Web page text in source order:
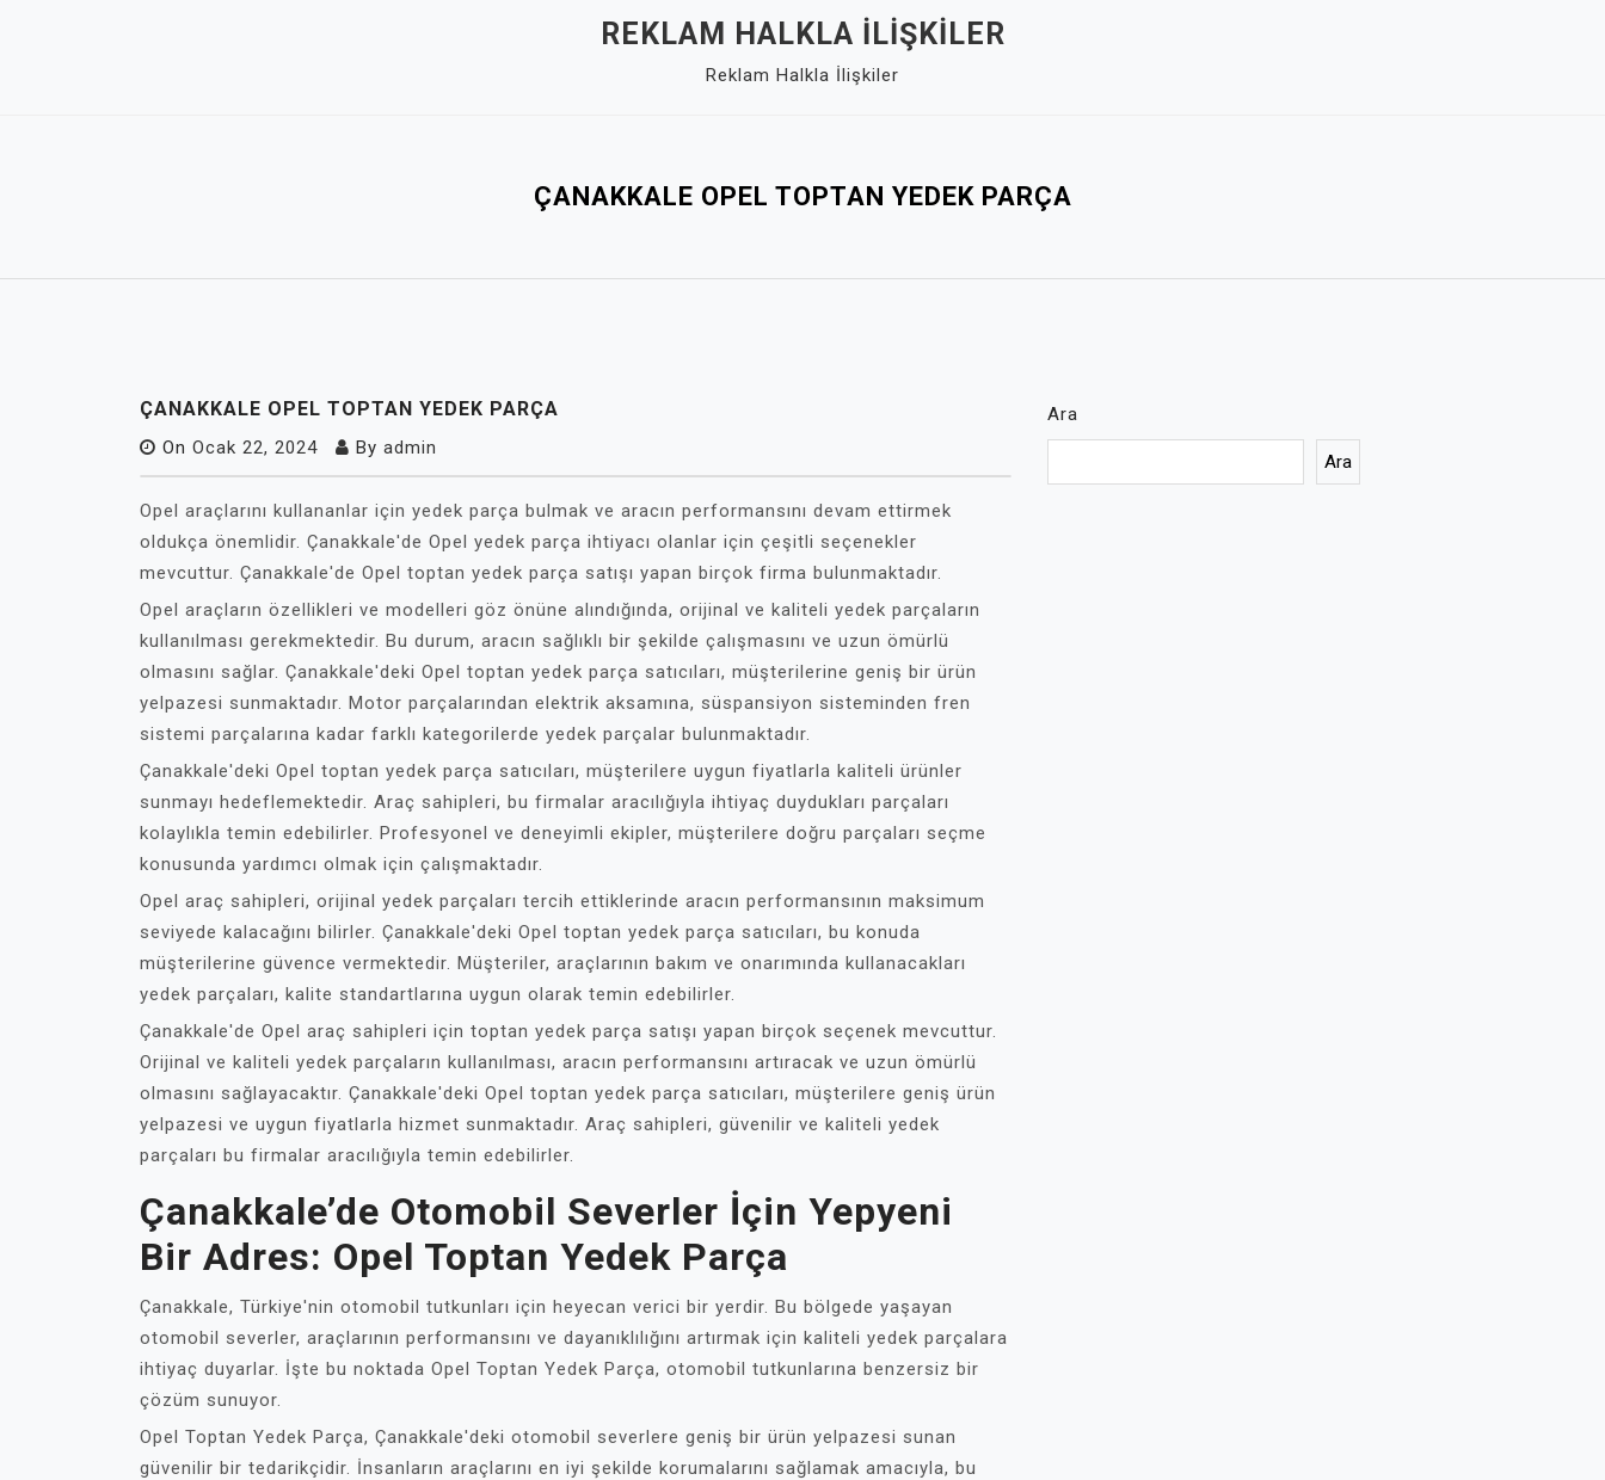
REKLAM HALKLA İLIŞKILER
Reklam Halkla İlişkiler
ÇANAKKALE OPEL TOPTAN YEDEK PARÇA
ÇANAKKALE OPEL TOPTAN YEDEK PARÇA
On Ocak 22, 2024 By admin
Opel araçlarını kullananlar için yedek parça bulmak ve aracın performansını devam ettirmek
oldukça önemlidir. Çanakkale'de Opel yedek parça ihtiyacı olanlar için çeşitli seçenekler
mevcuttur. Çanakkale'de Opel toptan yedek parça satışı yapan birçok firma bulunmaktadır.
Opel araçların özellikleri ve modelleri göz önüne alındığında, orijinal ve kaliteli yedek parçaların
kullanılması gerekmektedir. Bu durum, aracın sağlıklı bir şekilde çalışmasını ve uzun ömürlü
olmasını sağlar. Çanakkale'deki Opel toptan yedek parça satıcıları, müşterilerine geniş bir ürün
yelpazesi sunmaktadır. Motor parçalarından elektrik aksamına, süspansiyon sisteminden fren
sistemi parçalarına kadar farklı kategorilerde yedek parçalar bulunmaktadır.
Çanakkale'deki Opel toptan yedek parça satıcıları, müşterilere uygun fiyatlarla kaliteli ürünler
sunmayı hedeflemektedir. Araç sahipleri, bu firmalar aracılığıyla ihtiyaç duydukları parçaları
kolaylıkla temin edebilirler. Profesyonel ve deneyimli ekipler, müşterilere doğru parçaları seçme
konusunda yardımcı olmak için çalışmaktadır.
Opel araç sahipleri, orijinal yedek parçaları tercih ettiklerinde aracın performansının maksimum
seviyede kalacağını bilirler. Çanakkale'deki Opel toptan yedek parça satıcıları, bu konuda
müşterilerine güvence vermektedir. Müşteriler, araçlarının bakım ve onarımında kullanacakları
yedek parçaları, kalite standartlarına uygun olarak temin edebilirler.
Çanakkale'de Opel araç sahipleri için toptan yedek parça satışı yapan birçok seçenek mevcuttur.
Orijinal ve kaliteli yedek parçaların kullanılması, aracın performansını artıracak ve uzun ömürlü
olmasını sağlayacaktır. Çanakkale'deki Opel toptan yedek parça satıcıları, müşterilere geniş ürün
yelpazesi ve uygun fiyatlarla hizmet sunmaktadır. Araç sahipleri, güvenilir ve kaliteli yedek
parçaları bu firmalar aracılığıyla temin edebilirler.
Çanakkale’de Otomobil Severler İçin Yepyeni
Bir Adres: Opel Toptan Yedek Parça
Çanakkale, Türkiye'nin otomobil tutkunları için heyecan verici bir yerdir. Bu bölgede yaşayan
otomobil severler, araçlarının performansını ve dayanıklılığını artırmak için kaliteli yedek parçalara
ihtiyaç duyarlar. İşte bu noktada Opel Toptan Yedek Parça, otomobil tutkunlarına benzersiz bir
çözüm sunuyor.
Opel Toptan Yedek Parça, Çanakkale'deki otomobil severlere geniş bir ürün yelpazesi sunan
güvenilir bir tedarikçidir. İnsanların araçlarını en iyi şekilde korumalarını sağlamak amacıyla, bu
Ara
Ara